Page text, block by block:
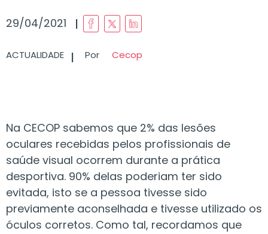
29/04/2021 I
ACTUALIDADE I Por Cecop
Na CECOP sabemos que 2% das lesões
oculares recebidas pelos profissionais de
saúde visual ocorrem durante a prática
desportiva. 90% delas poderiam ter sido
evitada, isto se a pessoa tivesse sido
previamente aconselhada e tivesse utilizado os
óculos corretos. Como tal, recordamos que